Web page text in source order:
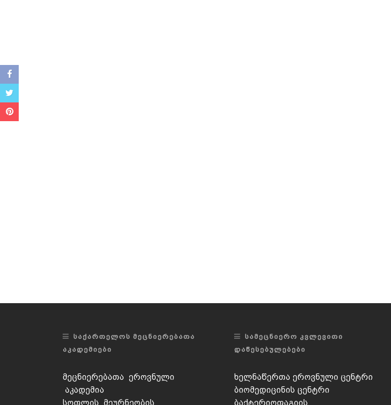
ᲡᲐᲥᲐᲠᲗᲔᲚᲝᲡ ᲛᲔᲪᲜᲘᲔᲠᲔᲑᲐᲗᲐ
ᲐᲙᲐᲓᲔᲛᲘᲔᲑᲘ
მეცნიერებათა ეროვნული
აკადემია
სოფლის მეურნეობის
ᲡᲐᲛᲔᲪᲜᲘᲔᲠᲝ ᲙᲕᲚᲔᲕᲘᲗᲘ
ᲓᲐᲬᲔᲡᲔᲑᲣᲚᲔᲑᲔᲑᲘ
ხელნაწერთა ეროვნული ცენტრი
ბიომედიცინის ცენტრი
ბაქტერიოფაგიის,